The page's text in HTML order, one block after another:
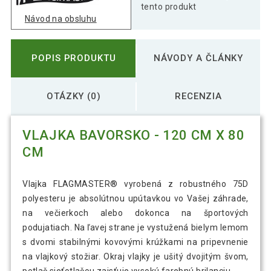
Vlajka Francúzsko - 120 cm x 80 cm
Vlajka Holandsko - 120 cm x 80 cm 2,89 €
Vlajka Írsko, 120 x 80 cm 3,79 €
Návod na obsluhu
tento produkt
POPIS PRODUKTU NÁVODY A ČLÁNKY
OTÁZKY (0) RECENZIA
VLAJKA BAVORSKO - 120 CM X 80
CM
Vlajka FLAGMASTER® vyrobená z robustného 75D
polyesteru je absolútnou upútavkou vo Vašej záhrade,
na večierkoch alebo dokonca na športových
podujatiach. Na ľavej strane je vystužená bielym lemom
s dvomi stabilnými kovovými krúžkami na pripevnenie
na vlajkový stožiar. Okraj vlajky je ušitý dvojitým švom,